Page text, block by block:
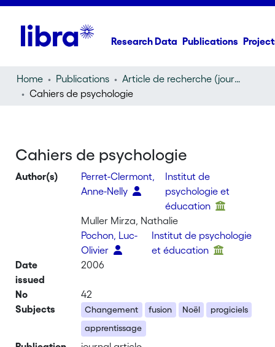
Research Data Publications
Home Publications
Article de recherche (journal article)
Cahiers de psychologie
Cahiers de psychologie
Author(s)
Perret-Clermont,
Anne-Nelly
Institut de
psychologie et
éducation
Muller Mirza, Nathalie
Pochon, Luc-
Olivier
Institut de psychologie
et éducation
Date
issued
2006
No
42
Subjects
Changement fusion Noël
progiciels
apprentissage